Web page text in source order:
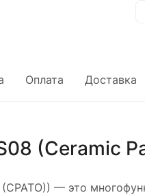
Оплата Доставка
(Ceramic
— это